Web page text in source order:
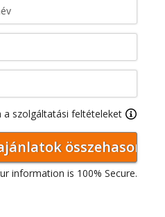
a szolgáltatási feltételeket
information is 100% Secure.